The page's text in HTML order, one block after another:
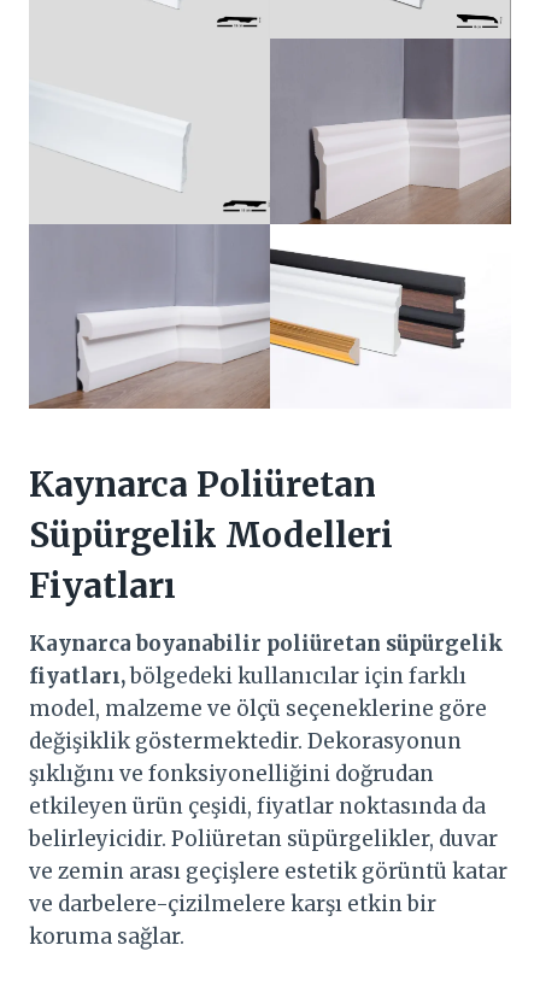
Kaynarca Poliüretan
Süpürgelik Modelleri
Fiyatları
Kaynarca boyanabilir poliüretan süpürgelik
fiyatları,bölgedeki kullanıcılar için farklı
model, malzeme ve ölçü seçeneklerine göre
değişiklik göstermektedir. Dekorasyonun
şıklığını ve fonksiyonelliğini doğrudan
etkileyen ürün çeşidi, fiyatlar noktasında da
belirleyicidir. Poliüretan süpürgelikler, duvar
ve zemin arası geçişlere estetik görüntü katar
ve darbelere-çizilmelere karşı etkin bir
koruma sağlar.